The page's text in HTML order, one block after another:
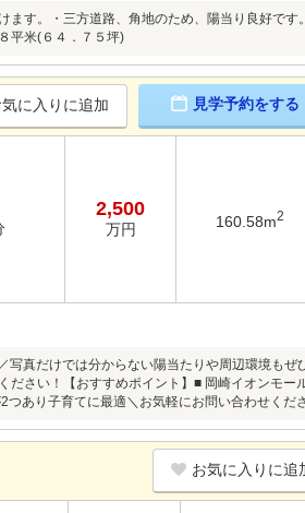
ます。・三方道路、角地のため、陽当り良好で
平米(６４．７５坪)
気に入りに追加 見学予約をする
2,500
万円 160.58m2
写真だけでは分からない陽当たりや周辺環境も
ださい！【おすすめポイント】■ 岡崎イオンモー
あり子育てに最適＼お気軽にお問い合わせくだ
お気に入りに追